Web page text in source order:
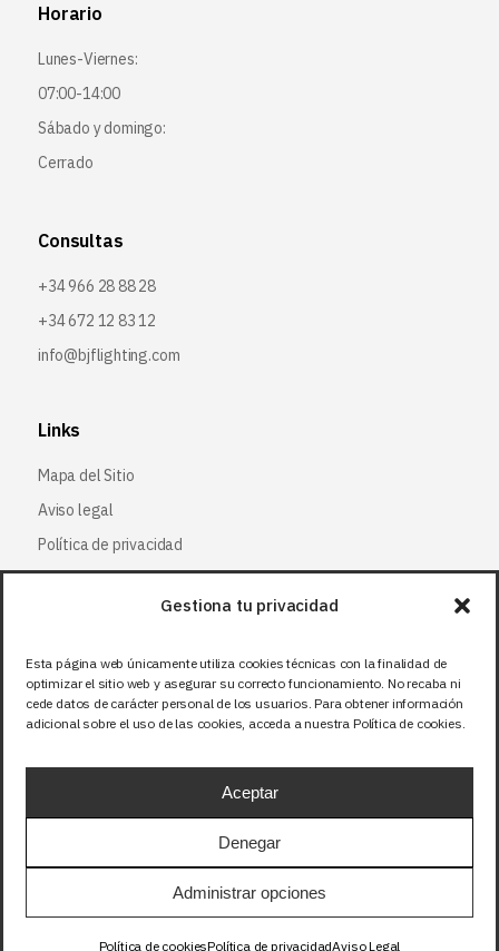
Gestiona tu privacidad
Esta página web únicamente utiliza cookies técnicas con la finalidad de
optimizar el sitio web y asegurar su correcto funcionamiento. No recaba ni
cede datos de carácter personal de los usuarios. Para obtener información
adicional sobre el uso de las cookies, acceda a nuestra Política de cookies.
Aceptar
Denegar
Administrar opciones
Política de cookiesPolítica de privacidadAviso Legal
Horario
Lunes-Viernes:
07:00-14:00
Sábado y domingo:
Cerrado
Consultas
+34 966 28 88 28
+34 672 12 83 12
info@bjflighting.com
Links
Mapa del Sitio
Aviso legal
Política de privacidad
Política de cookies
Síguenos
Facebook
X (Twitter)
Instagram
Precios sin IVA (21%). Tasa RAEE incluida en
aquellos productos que corresponda.